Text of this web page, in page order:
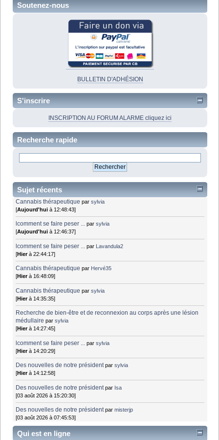
Soutenez-nous
BULLETIN D'ADHÉSION
S'inscrire
INSCRIPTION AU FORUM ALARME cliquez ici
Recherche rapide
Sujet récents
Cannabis thérapeutique parsylvia
[Aujourd'hui à 12:48:43]
lcomment se faire peser ... parsylvia
[Aujourd'hui à 12:46:37]
lcomment se faire peser ... par Lavandula2
[Hierà 22:44:17]
Cannabis thérapeutique par Hervé35
[Hierà 16:48:09]
Cannabis thérapeutique parsylvia
[Hierà 14:35:35]
Recherche de bien-être et de reconnexion au corps après une lésion
médullaire parsylvia
[Hierà 14:27:45]
lcomment se faire peser ... parsylvia
[Hierà 14:20:29]
Des nouvelles de notre président parsylvia
[Hierà 14:12:58]
Des nouvelles de notre président par Isa
[03 août 2026 à 15:20:30]
Des nouvelles de notre président parmisterjp
[03 août 2026 à 07:45:53]
Qui est en ligne